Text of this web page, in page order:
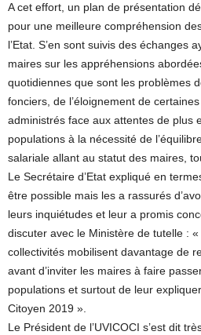
A cet effort, un plan de présentation
pour une meilleure compréhension
l’Etat. S’en sont suivis des échanges
maires sur les appréhensions
quotidiennes que sont les problèmes
fonciers, de l’éloignement de
administrés face aux attentes de plus
populations à la nécessité de
salariale allant au statut des maires,
Le Secrétaire d’Etat expliqué en
être possible mais les a rassurés
leurs inquiétudes et leur a promis
discuter avec le Ministère de tutelle :
collectivités mobilisent davantage de
avant d’inviter les maires à faire
populations et surtout de leur
Citoyen 2019 ».
Le Président de l’UVICOCI s’est dit